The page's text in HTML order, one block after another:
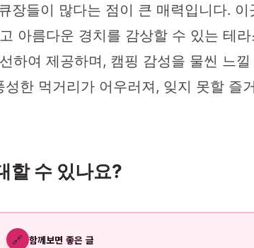
장들이 많다는 점이 큰 매력입니다.
아름다운 경치를 감상할 수 있는 테
하여 제공하며, 캠핑 감성을 물씬 느
한 먹거리가 어우러져, 잊지 못할
할 수 있나요?
🔗 함께보면 좋은 글